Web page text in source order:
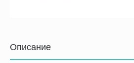
Описание